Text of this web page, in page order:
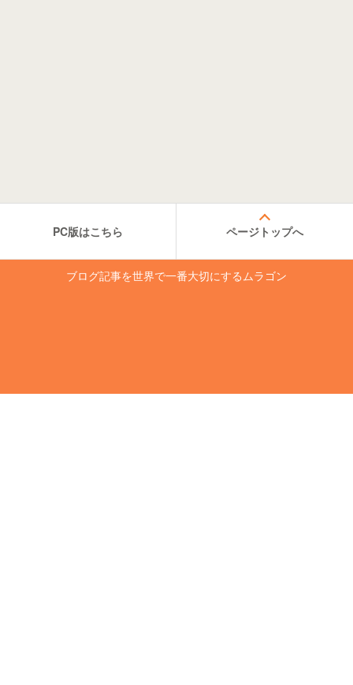
PC版はこちら ページトップへ
ブログ記事を世界で一番大切にするムラゴン